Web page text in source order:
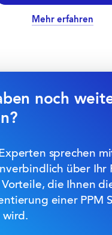
Mehr erfahren
noch
sprechen
über Ihr
die Ihnen
einer PPM
wird.